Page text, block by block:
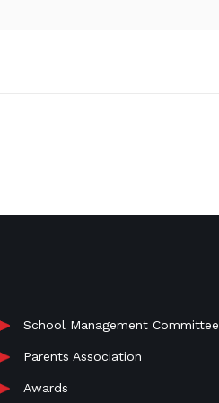
School Management Committee
Parents Association
Awards